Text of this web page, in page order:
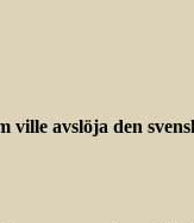
avslöja den